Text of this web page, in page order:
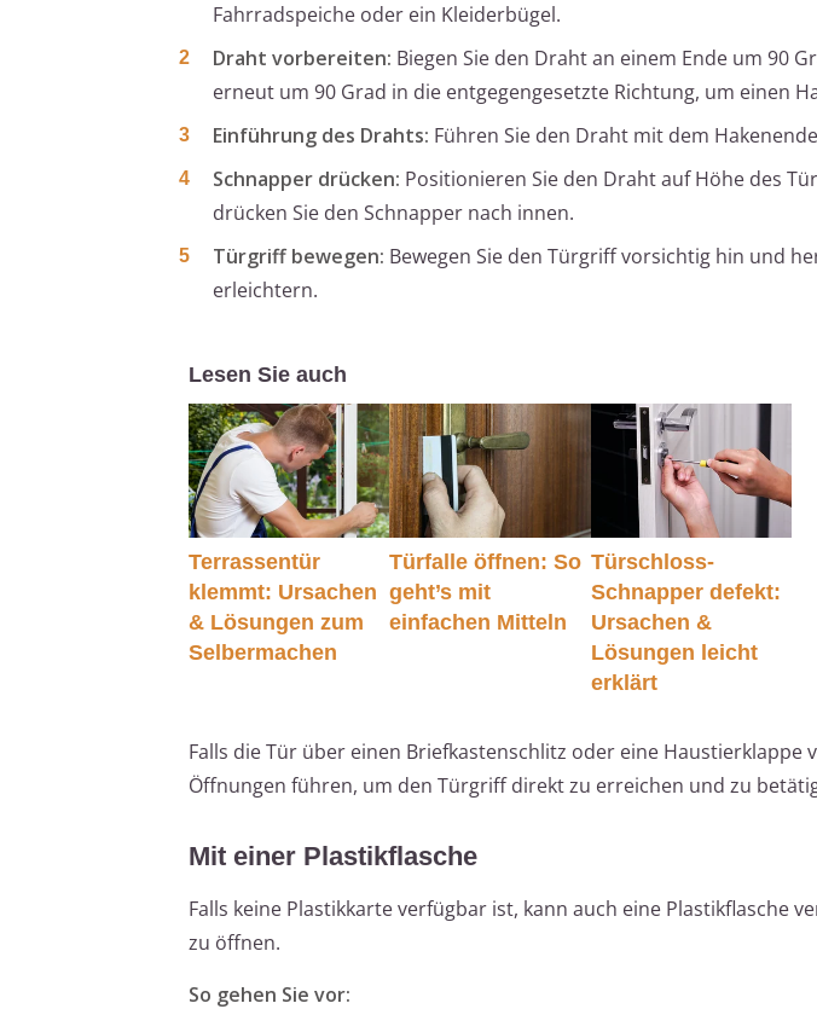
Fahrradspeiche oder ein Kleiderbügel.
Draht vorbereiten: Biegen Sie den Draht an einem Ende um 90
erneut um 90 Grad in die entgegengesetzte Richtung, um einen
Einführung des Drahts: Führen Sie den Draht mit dem
Schnapper drücken: Positionieren Sie den Draht auf Höhe des
drücken Sie den Schnapper nach innen.
Türgriff bewegen: Bewegen Sie den Türgriff vorsichtig hin und
erleichtern.
Lesen Sie auch
Terrassentür
klemmt: Ursachen
& Lösungen zum
Selbermachen
Türfalle öffnen: So
geht’s mit
einfachen Mitteln
Türschloss-
Schnapper defekt:
Ursachen &
Lösungen leicht
erklärt
Falls die Tür über einen Briefkastenschlitz oder eine
Öffnungen führen, um den Türgriff direkt zu erreichen und zu
Mit einer Plastikflasche
Falls keine Plastikkarte verfügbar ist, kann auch eine Plastikflasche
zu öffnen.
So gehen Sie vor: